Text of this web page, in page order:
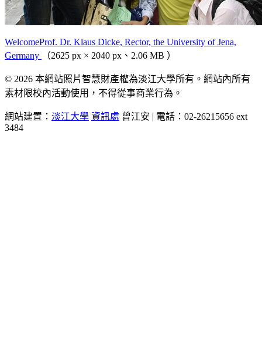
WelcomeProf. Dr. Klaus Dicke, Rector, the University of Jena,
Germany
（2625 px × 2040 px、2.06 MB ）
© 2026 本網站照片智慧財產權為淡江大學所有。網站內所有
素材限校內活動使用，不得從事商業行為。
網站建置： 淡江大學 資訊處 曾江安 | 電話：02-26215656 ext
3484